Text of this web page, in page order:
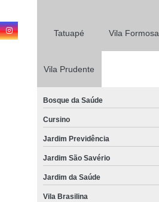
Tatuapé Vila Formosa
Vila Prudente
Bosque da Saúde
Cursino
Jardim Previdência
Jardim São Savério
Jardim da Saúde
Vila Brasilina